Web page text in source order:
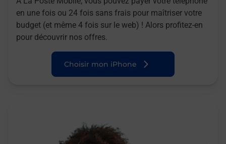
en une fois ou 24 fois sans frais pour maîtriser votre
budget (et même 4 fois sur le web) ! Alors profitez-en
pour découvrir nos offres.
Choisir mon iPhone